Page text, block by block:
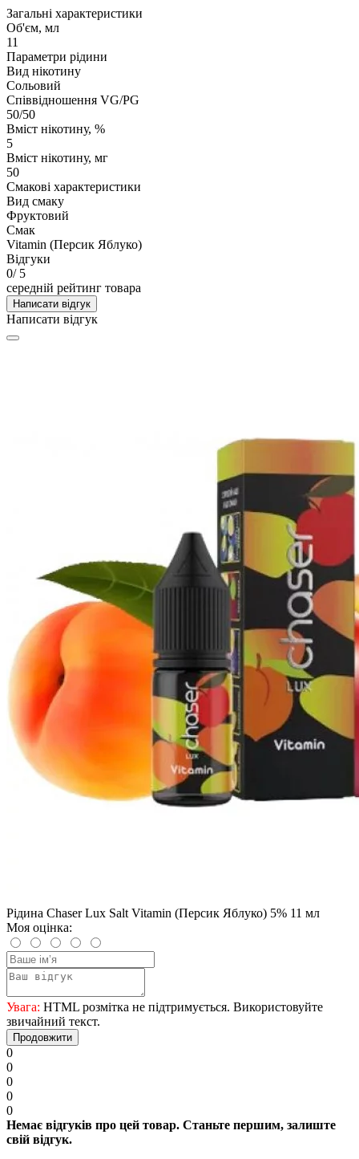
Загальні характеристики
Об'єм, мл
11
Параметри рідини
Вид нікотину
Сольовий
Співвідношення VG/PG
50/50
Вміст нікотину, %
5
Вміст нікотину, мг
50
Смакові характеристики
Вид смаку
Фруктовий
Смак
Vitamin (Персик Яблуко)
Відгуки
0/ 5
середній рейтинг товара
Написати відгук
Написати відгук
Рідина Chaser Lux Salt Vitamin (Персик Яблуко) 5% 11 мл
Моя оцінка:
Увага: HTML розмітка не підтримується. Використовуйте
звичайний текст.
Продовжити
0
0
0
0
0
Немає відгуків про цей товар. Станьте першим, залиште
свій відгук.